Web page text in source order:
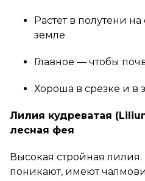
Растет в полутени
земле
Главное — чтобы
Хороша в срезке и в
Лилия кудреватая
лесная фея
Высокая стройная
поникают, имеют